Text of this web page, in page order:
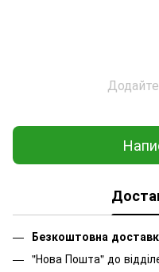
Безкоштовна
"Нова Пошта" до